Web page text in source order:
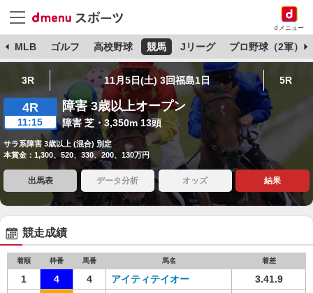
dメニュー
MLB ゴルフ 高校野球 競馬 Jリーグ プロ野球（2軍）
3R 11月5日(土) 3回福島1日 5R
4R
11:15
障害 3歳以上オープン
障害 芝・3,350m 13頭
サラ系障害 3歳以上 (混合) 別定
本賞金：1,300、520、330、200、130万円
出馬表 データ分析 オッズ 結果
競走成績
着順 枠番 馬番 馬名 着差
1 4 4 アイティテイオー
3.41.9